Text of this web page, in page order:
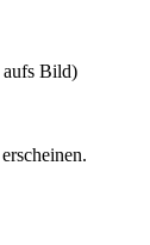
aufs Bild)